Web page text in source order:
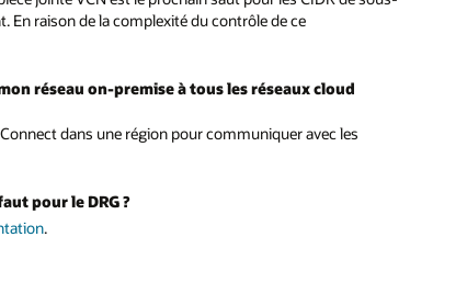
En raison de la complexité du contrôle de ce
réseau on-premise à tous les réseaux cloud
dans une région pour communiquer avec les
pour le DRG ?
.